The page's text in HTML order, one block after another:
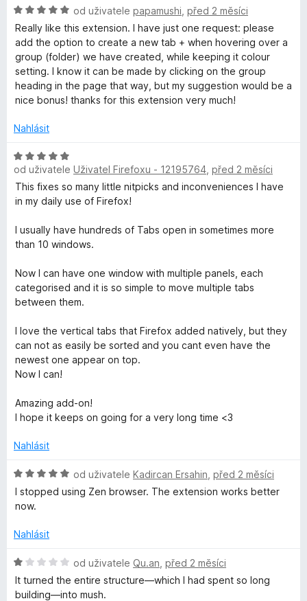
5
:
5
z
5
e
n
:
5
z
5
n
o
c
e
n
:
z
H
o
d
n
o
c
e
í
5
z
5
od uživatele papamushi před 2 měsíci
Really like this extension. I have just one request: please
add the option to create a new tab + when hovering over a
group (folder) we have created, while keeping it colour
setting. I know it can be made by clicking on the group
heading in the page that way, but my suggestion would be a
nice bonus! thanks for this extension very much!
Nahlásit
H
o
d
n
c
e
:
5
5
od uživatele Uživatel Firefoxu - 12195764 před 2 měsíci
This fixes so many little nitpicks and inconveniences I have
in my daily use of Firefox!
I usually have hundreds of Tabs open in sometimes more
than 10 windows.
Now I can have one window with multiple panels, each
categorised and it is so simple to move multiple tabs
between them.
I love the vertical tabs that Firefox added natively, but they
can not as easily be sorted and you cant even have the
newest one appear on top.
Now I can!
Amazing add-on!
I hope it keeps on going for a very long time <3
Nahlásit
H
o
d
o
e
n
od uživatele Kadircan Ersahin před 2 měsíci
I stopped using Zen browser. The extension works better
now.
Nahlásit
H
o
d
od uživatele Qu.an před 2 měsíci
It turned the entire structure—which I had spent so long
building—into mush.